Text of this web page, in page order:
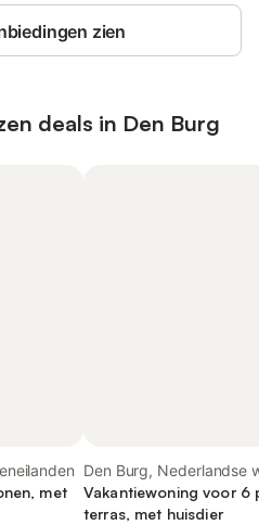
zien
deals in Den Burg
met
Den Burg, Nederlandse
Vakantiewoning voor 6
terras, met huisdier